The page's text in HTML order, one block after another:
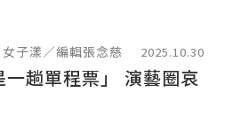
女子漾／編輯張念慈 2025.10.30
趟單程票」 演藝圈哀